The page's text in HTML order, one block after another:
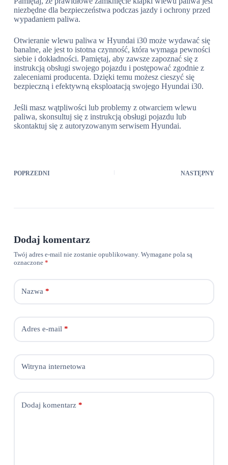
niezbędne dla bezpieczeństwa podczas jazdy i ochrony przed
wypadaniem paliwa.
Otwieranie wlewu paliwa w Hyundai i30 może wydawać się
banalne, ale jest to istotna czynność, która wymaga pewności
siebie i dokładności. Pamiętaj, aby zawsze zapoznać się z
instrukcją obsługi swojego pojazdu i postępować zgodnie z
zaleceniami producenta. Dzięki temu możesz cieszyć się
bezpieczną i efektywną eksploatacją swojego Hyundai i30.
Jeśli masz wątpliwości lub problemy z otwarciem wlewu
paliwa, skonsultuj się z instrukcją obsługi pojazdu lub
skontaktuj się z autoryzowanym serwisem Hyundai.
POPRZEDNI NASTĘPNY
Dodaj komentarz
Twój adres e-mail nie zostanie opublikowany. Wymagane pola są
oznaczone *
Nazwa*
Adres e-mail*
Witryna internetowa
Dodaj komentarz*